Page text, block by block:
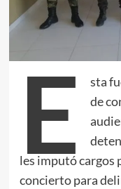
E
sta
de
les imputó cargos
concierto para